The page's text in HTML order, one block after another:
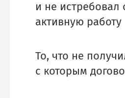
и не истребовал
активную
То, что не
с которым